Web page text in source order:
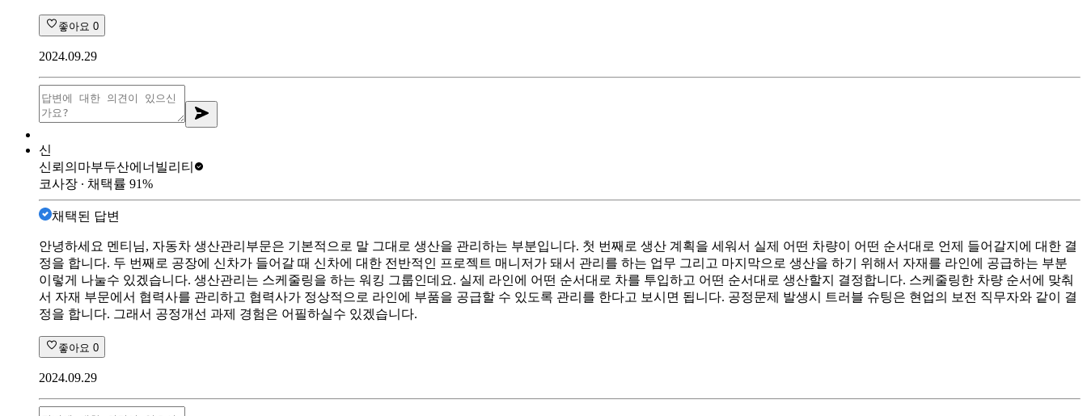
좋아요 0
2024.09.29
신
신뢰의마부두산에너빌리티
코사장 ∙ 채택률 91%
채택된 답변
안녕하세요 멘티님, 자동차 생산관리부문은 기본적으로 말 그대로 생산을 관리하는 부분입니다. 첫 번째로 생산 계획을 세워서 실제 어떤 차량이 어떤 순서대로 언제 들어갈지에 대한 결
정을 합니다. 두 번째로 공장에 신차가 들어갈 때 신차에 대한 전반적인 프로젝트 매니저가 돼서 관리를 하는 업무 그리고 마지막으로 생산을 하기 위해서 자재를 라인에 공급하는 부분
이렇게 나눌수 있겠습니다. 생산관리는 스케줄링을 하는 워킹 그룹인데요. 실제 라인에 어떤 순서대로 차를 투입하고 어떤 순서대로 생산할지 결정합니다. 스케줄링한 차량 순서에 맞춰
서 자재 부문에서 협력사를 관리하고 협력사가 정상적으로 라인에 부품을 공급할 수 있도록 관리를 한다고 보시면 됩니다. 공정문제 발생시 트러블 슈팅은 현업의 보전 직무자와 같이 결
정을 합니다. 그래서 공정개선 과제 경험은 어필하실수 있겠습니다.
좋아요 0
2024.09.29